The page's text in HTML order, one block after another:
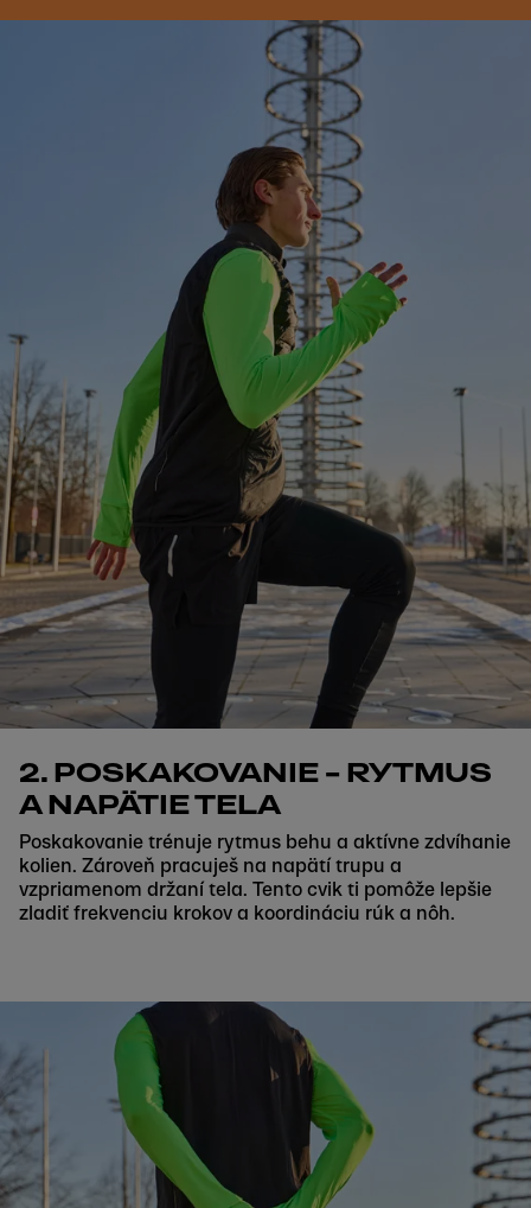
2. POSKAKOVANIE – RYTMUS
A NAPÄTIE TELA
Poskakovanie trénuje rytmus behu a aktívne zdvíhanie
kolien. Zároveň pracuješ na napätí trupu a
vzpriamenom držaní tela. Tento cvik ti pomôže lepšie
zladiť frekvenciu krokov a koordináciu rúk a nôh.